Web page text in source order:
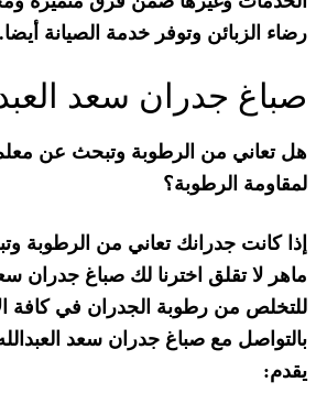
رضاء الزبائن وتوفر خدمة الصيانة أيضا.
صباغ جدران سعد
هل تعاني من الرطوبة وتبحث عن
لمقاومة الرطوبة؟
إذا كانت جدرانك تعاني من الرطوبة
ماهر لا تقلق اخترنا لك صباغ جدران
للتخلص من رطوبة الجدران في كافة
بالتواصل مع صباغ جدران سعد
يقدم: